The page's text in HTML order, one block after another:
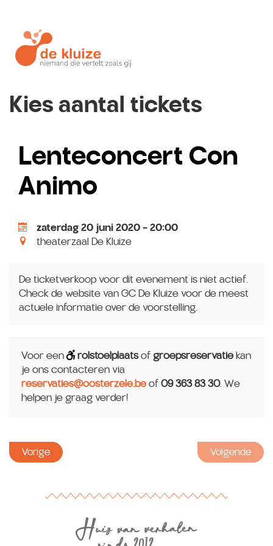
Kies aantal tickets
Lenteconcert Con
Animo
zaterdag 20 juni 2020 - 20:00
theaterzaal De Kluize
De ticketverkoop voor dit evenement is niet actief.
Check de website van GC De Kluize voor de meest
actuele informatie over de voorstelling.
Voor een rolstoelplaatsof groepsreservatie kan
je ons contacteren via
reservaties@oosterzele.be of 09 363 83 30. We
helpen je graag verder!
Vorige Volgende